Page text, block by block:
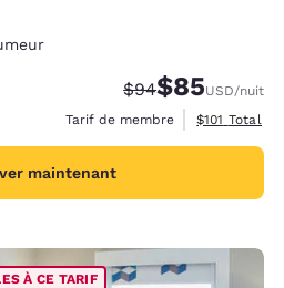
Tarif barré :
$94Tarif réduit :
$85USD/nuit
Tarif de membre
Afficher les
$101 Total
maintenant
À CE TARIF